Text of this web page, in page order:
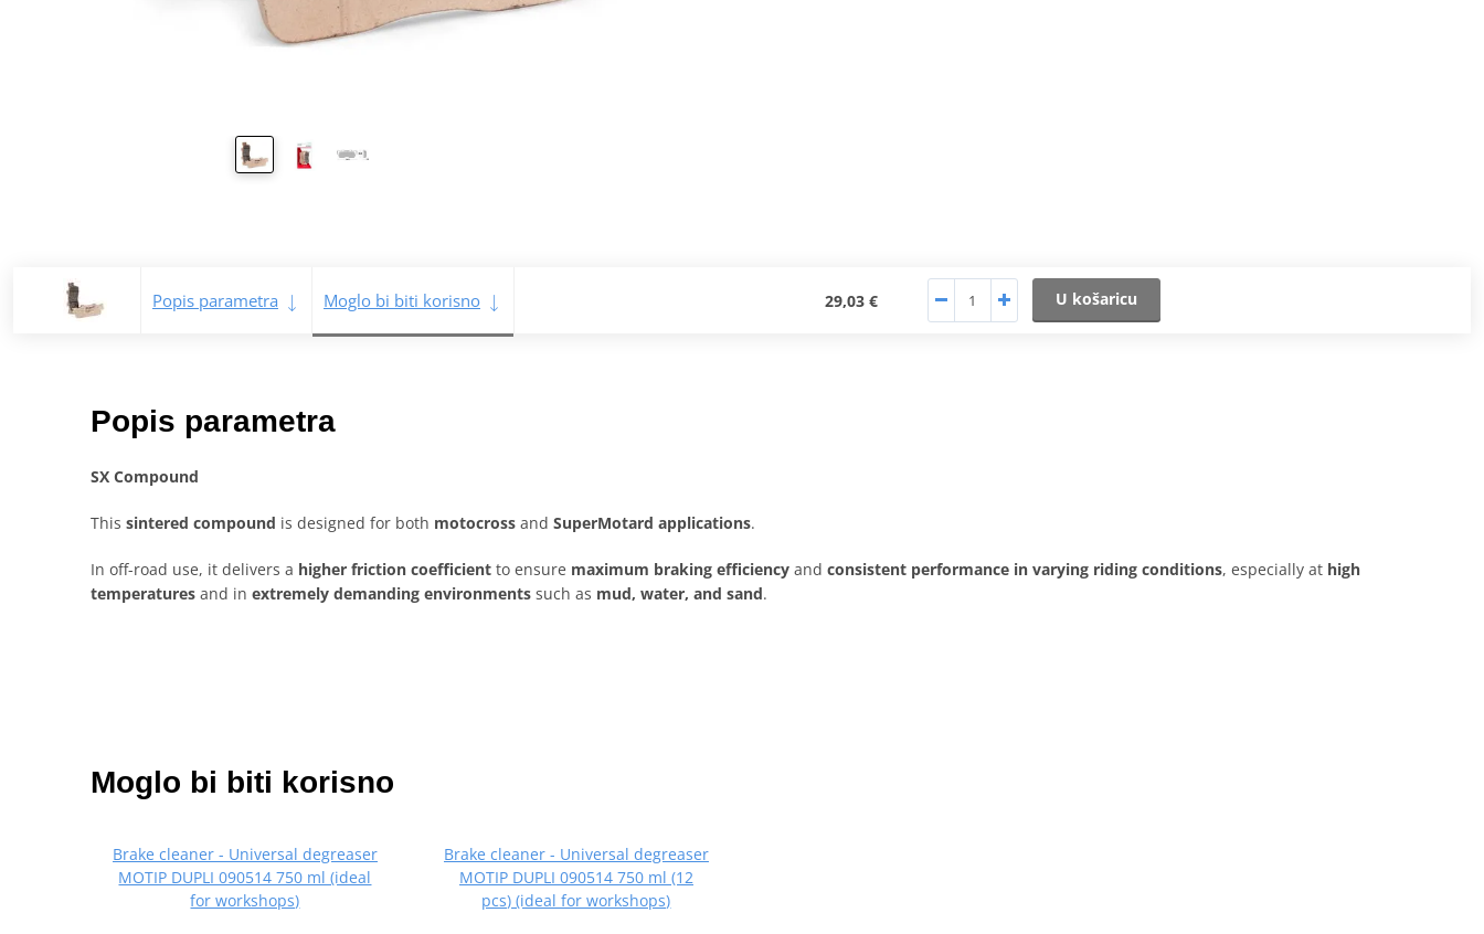
Popis parametra Moglo bi biti korisno 29,03 € U košaricu
Popis parametra
SX Compound
This sintered compound is designed for both motocross and SuperMotard applications.
In off-road use, it delivers a higher friction coefficient to ensure maximum braking efficiency and consistent performance in varying riding conditions, especially at high
temperatures and in extremely demanding environments such as mud, water, and sand.
Moglo bi biti korisno
Brake cleaner - Universal degreaser
MOTIP DUPLI 090514 750 ml (ideal
for workshops)
Brake cleaner - Universal degreaser
MOTIP DUPLI 090514 750 ml (12
pcs) (ideal for workshops)